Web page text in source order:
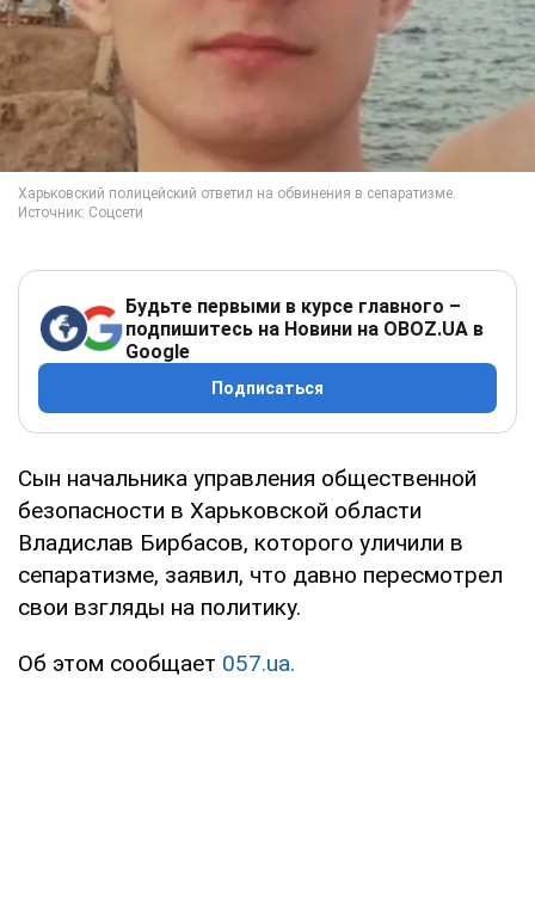
Будьте первыми в курсе главного –
подпишитесь на Новини на OBOZ.UA в
Google
Подписаться
Сын начальника управления общественной
безопасности в Харьковской области
Владислав Бирбасов, которого уличили в
сепаратизме, заявил, что давно пересмотрел
свои взгляды на политику.
Об этом сообщает 057.ua.